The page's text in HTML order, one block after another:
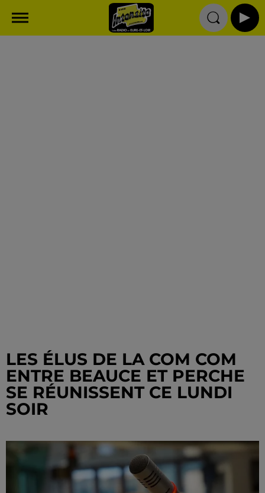
LES ÉLUS DE LA COM COM
ENTRE BEAUCE ET PERCHE
SE RÉUNISSENT CE LUNDI
SOIR